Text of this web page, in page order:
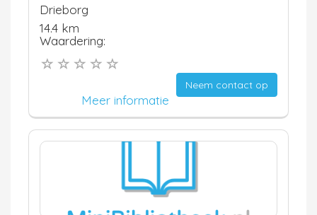
Drieborg
14.4 km
Waardering:
Neem contact op
Meer informatie